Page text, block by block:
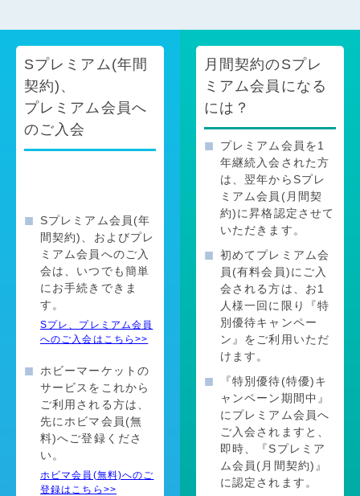
Sプレミアム(年間
契約)、
プレミアム会員へ
のご入会
Sプレミアム会員(年
間契約)、およびプレ
ミアム会員へのご入
会は、いつでも簡単
にお手続きできま
す。
Sプレ、プレミアム会員
へのご入会はこちら>>
ホビーマーケットの
サービスをこれから
ご利用される方は、
先にホビマ会員(無
料)へご登録くださ
い。
ホビマ会員(無料)へのご
登録はこちら>>
月間契約のSプレ
ミアム会員になる
には？
プレミアム会員を1
年継続入会された方
は、翌年からSプレ
ミアム会員(月間契
約)に昇格認定させて
いただきます。
初めてプレミアム会
員(有料会員)にご入
会される方は、お1
人様一回に限り『特
別優待キャンペー
ン』をご利用いただ
けます。
『特別優待(特優)キ
ャンペーン期間中』
にプレミアム会員へ
ご入会されますと、
即時、『Sプレミア
ム会員(月間契約)』
に認定されます。